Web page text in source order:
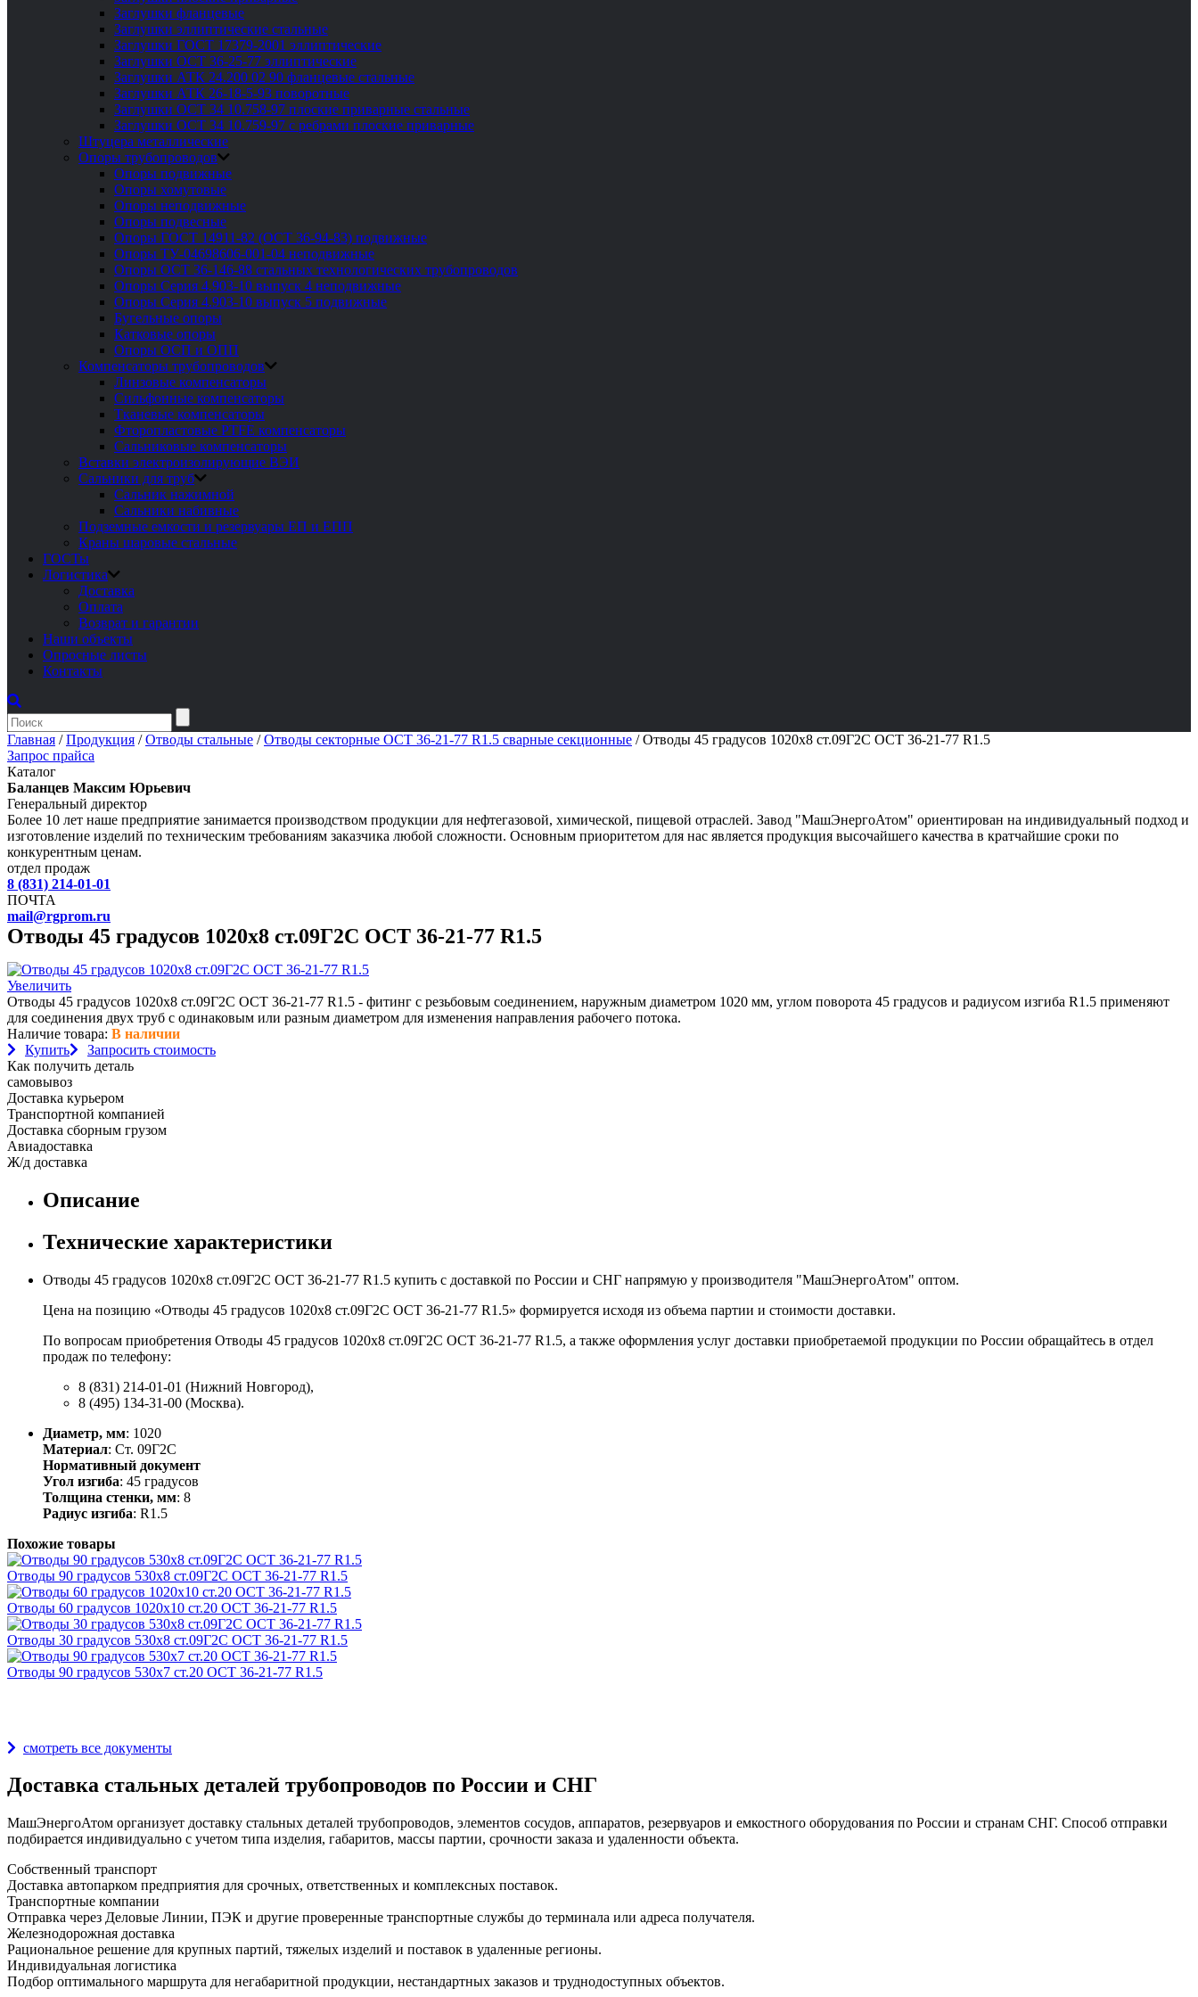
Заглушки фланцевые
Заглушки эллиптические стальные
Заглушки ГОСТ 17379-2001 эллиптические
Заглушки ОСТ 36-25-77 эллиптические
Заглушки АТК 24.200 02 90 фланцевые стальные
Заглушки АТК 26-18-5-93 поворотные
Заглушки ОСТ 34 10.758-97 плоские приварные стальные
Заглушки ОСТ 34 10.759-97 с ребрами плоские приварные
Штуцера металлические
Опоры трубопроводов
Опоры подвижные
Опоры хомутовые
Опоры неподвижные
Опоры подвесные
Опоры ГОСТ 14911-82 (ОСТ 36-94-83) подвижные
Опоры ТУ-04698606-001-04 неподвижные
Опоры ОСТ 36-146-88 стальных технологических трубопроводов
Опоры Серия 4.903-10 выпуск 4 неподвижные
Опоры Серия 4.903-10 выпуск 5 подвижные
Бугельные опоры
Катковые опоры
Опоры ОСП и ОПП
Компенсаторы трубопроводов
Линзовые компенсаторы
Сильфонные компенсаторы
Тканевые компенсаторы
Фторопластовые PTFE компенсаторы
Сальниковые компенсаторы
Вставки электроизолирующие ВЭИ
Сальники для труб
Сальник нажимной
Сальники набивные
Подземные емкости и резервуары ЕП и ЕПП
Краны шаровые стальные
ГОСТы
Логистика
Доставка
Оплата
Возврат и гарантии
Наши объекты
Опросные листы
Контакты
Главная /Продукция /Отводы стальные /Отводы секторные ОСТ 36-21-77 R1.5 сварные секционные /Отводы 45 градусов 1020х8 ст.09Г2С ОСТ 36-21-77 R1.5
Запрос прайса
Каталог
Баланцев Максим Юрьевич
Генеральный директор
Более 10 лет наше предприятие занимается производством продукции для нефтегазовой, химической, пищевой отраслей. Завод "МашЭнергоАтом" ориентирован на индивидуальный подход и
изготовление изделий по техническим требованиям заказчика любой сложности. Основным приоритетом для нас является продукция высочайшего качества в кратчайшие сроки по
конкурентным ценам.
отдел продаж
8 (831) 214-01-01
ПОЧТА
mail@rgprom.ru
Отводы 45 градусов 1020х8 ст.09Г2С ОСТ 36-21-77 R1.5
Увеличить
Отводы 45 градусов 1020х8 ст.09Г2С ОСТ 36-21-77 R1.5 - фитинг с резьбовым соединением, наружным диаметром 1020 мм, углом поворота 45 градусов и радиусом изгиба R1.5 применяют
для соединения двух труб с одинаковым или разным диаметром для изменения направления рабочего потока.
Наличие товара: В наличии
Купить
Запросить стоимость
Как получить деталь
самовывоз
Доставка курьером
Транспортной компанией
Доставка сборным грузом
Авиадоставка
Ж/д доставка
Описание
Технические характеристики
Отводы 45 градусов 1020х8 ст.09Г2С ОСТ 36-21-77 R1.5 купить с доставкой по России и СНГ напрямую у производителя "МашЭнергоАтом" оптом.
Цена на позицию «Отводы 45 градусов 1020х8 ст.09Г2С ОСТ 36-21-77 R1.5» формируется исходя из объема партии и стоимости доставки.
По вопросам приобретения Отводы 45 градусов 1020х8 ст.09Г2С ОСТ 36-21-77 R1.5, а также оформления услуг доставки приобретаемой продукции по России обращайтесь в отдел
продаж по телефону:
8 (831) 214-01-01 (Нижний Новгород),
8 (495) 134-31-00 (Москва).
Диаметр, мм: 1020
Материал: Ст. 09Г2С
Нормативный документ
Угол изгиба: 45 градусов
Толщина стенки, мм: 8
Радиус изгиба: R1.5
Похожие товары
Отводы 90 градусов 530х8 ст.09Г2С ОСТ 36-21-77 R1.5
Отводы 60 градусов 1020х10 ст.20 ОСТ 36-21-77 R1.5
Отводы 30 градусов 530х8 ст.09Г2С ОСТ 36-21-77 R1.5
Отводы 90 градусов 530х7 ст.20 ОСТ 36-21-77 R1.5
смотреть все документы
Доставка стальных деталей трубопроводов по России и СНГ
МашЭнергоАтом организует доставку стальных деталей трубопроводов, элементов сосудов, аппаратов, резервуаров и емкостного оборудования по России и странам СНГ. Способ отправки
подбирается индивидуально с учетом типа изделия, габаритов, массы партии, срочности заказа и удаленности объекта.
Собственный транспорт
Доставка автопарком предприятия для срочных, ответственных и комплексных поставок.
Транспортные компании
Отправка через Деловые Линии, ПЭК и другие проверенные транспортные службы до терминала или адреса получателя.
Железнодорожная доставка
Рациональное решение для крупных партий, тяжелых изделий и поставок в удаленные регионы.
Индивидуальная логистика
Подбор оптимального маршрута для негабаритной продукции, нестандартных заказов и труднодоступных объектов.